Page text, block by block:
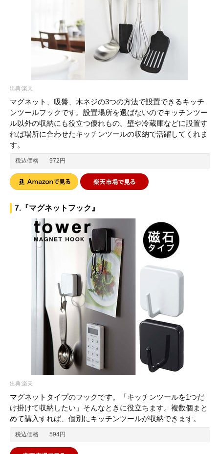
出典:楽天
マグネット、吸盤、木ネジの3つの方法で設置できるキッチ
ンツールフックです。設置場所を選ばないのでキッチンツー
ル以外の収納にも役立つ優れもの。壁や冷蔵庫などに設置す
れば場所に合わせたキッチンツールの収納で活躍してくれま
す。
税込価格 972円
7.『マグネットフック』
出典:楽天
マグネットタイプのフックです。「キッチンツールを1つだ
け掛けて収納したい」そんなときに役立ちます。複数個まと
めて購入すれば、個別にキッチンツールが収納できます。
税込価格 594円